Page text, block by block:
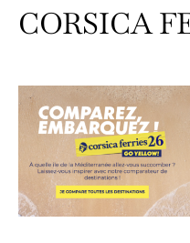
CORSICA